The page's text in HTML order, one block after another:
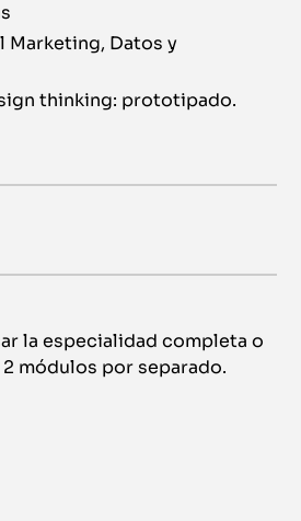
Marketing, Datos y
thinking: prototipado.
la especialidad completa o
módulos por separado.